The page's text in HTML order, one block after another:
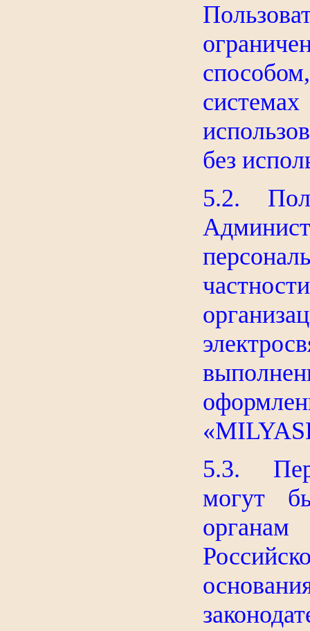
без
5.2.
5.3.
могут